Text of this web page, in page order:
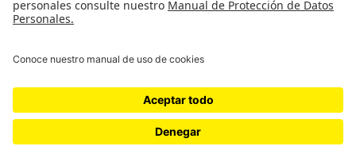
© Universidad de los Andes | Vigilada Mineducación
2026